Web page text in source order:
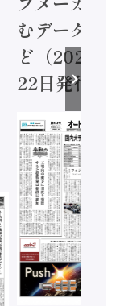
むデータ活
ど（2026年
22日発行）